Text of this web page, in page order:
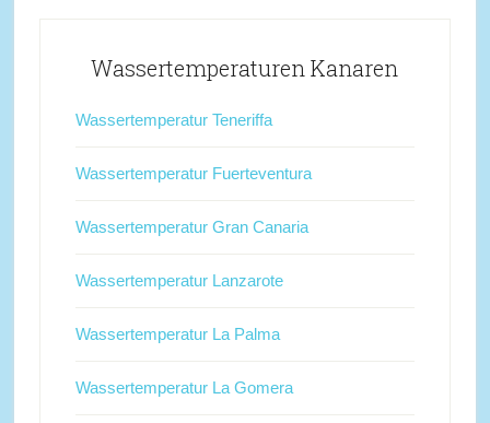
Wassertemperaturen Kanaren
Wassertemperatur Teneriffa
Wassertemperatur Fuerteventura
Wassertemperatur Gran Canaria
Wassertemperatur Lanzarote
Wassertemperatur La Palma
Wassertemperatur La Gomera